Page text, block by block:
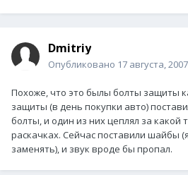
Dmitriy
Опубликовано 17 августа, 2007
Похоже, что это былы болты защиты
защиты (в день покупки авто)
болты, и один из них цеплял за какой
раскачках. Сейчас поставили шайбы
заменять), и звук вроде бы пропал.